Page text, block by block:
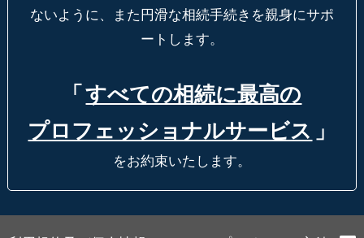
ないように、
また円滑な相続手続きを親身にサポ
ートします。
「 すべての相続に最高の
プロフェッショナルサービス 」
をお約束いたします。